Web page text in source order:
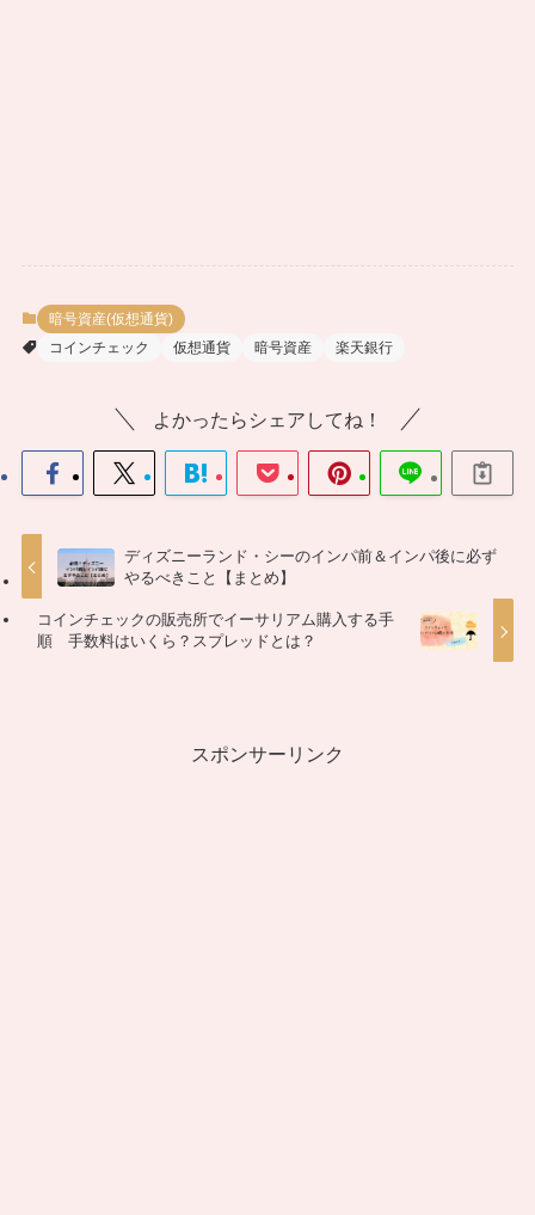
暗号資産(仮想通貨)
コインチェック
仮想通貨 暗号資産 楽天銀行
よかったらシェアしてね！
ディズニーランド・シーのインパ前＆インパ後に必ず
やるべきこと【まとめ】
コインチェックの販売所でイーサリアム購入する手
順 手数料はいくら？スプレッドとは？
スポンサーリンク